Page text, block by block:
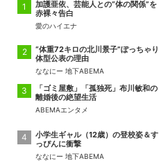
加護亜依、芸能人との“体の関係”を
赤裸々告白
愛のハイエナ
“体重72キロの北川景子”ぽっちゃり
体型公表の理由
ななにー 地下ABEMA
「ゴミ屋敷」「孤独死」布川敏和の
離婚後の絶望生活
ABEMAエンタメ
小学生ギャル（12歳）の登校姿＆す
っぴんに衝撃
ななにー 地下ABEMA